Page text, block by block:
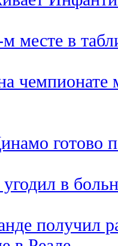
м месте в
готово
в
получил